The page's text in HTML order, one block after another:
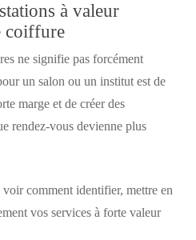
à valeur
coiffure
ne signifie pas forcément
un salon ou un institut est de
marge et de créer des
rendez-vous devienne plus
comment identifier, mettre en
vos services à forte valeur